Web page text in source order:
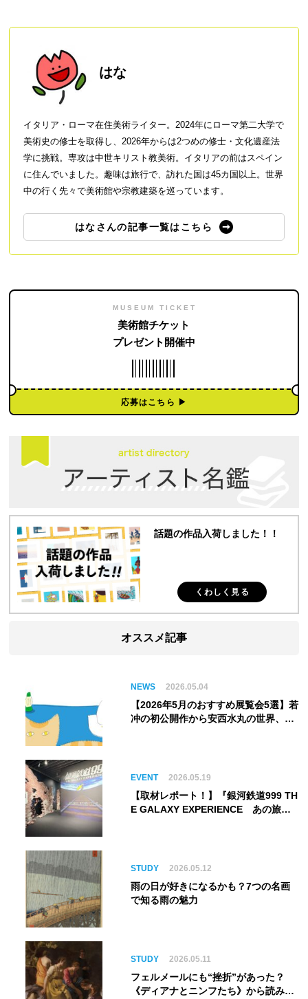
はな
イタリア・ローマ在住美術ライター。2024年にローマ第二大学で
美術史の修士を取得し、2026年からは2つめの修士・文化遺産法
学に挑戦。専攻は中世キリスト教美術。イタリアの前はスペイン
に住んでいました。趣味は旅行で、訪れた国は45カ国以上。世界
中の行く先々で美術館や宗教建築を巡っています。
はなさんの記事一覧はこちら
MUSEUM TICKET
美術館チケット
プレゼント開催中
応募はこちら ▶︎
話題の作品入荷しました！！
くわしく見る
オススメ記事
NEWS 2026.05.04
【2026年5月のおすすめ展覧会5選】若
冲の初公開作から安西水丸の世界、そ
EVENT 2026.05.19
【取材レポート！】『銀河鉄道999 TH
E GALAXY EXPERIENCE あの旅
ム】
STUDY 2026.05.12
雨の日が好きになるかも？7つの名画
で知る雨の魅力
STUDY 2026.05.11
フェルメールにも“挫折”があった？
《ディアナとニンフたち》から読み解